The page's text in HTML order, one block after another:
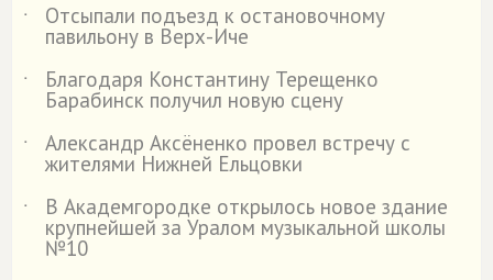
˙ Отсыпали подъезд к остановочному
павильону в Верх-Иче
˙
Благодаря Константину Терещенко
Барабинск получил новую сцену
˙
Александр Аксёненко провел встречу с
жителями Нижней Ельцовки
˙
В Академгородке открылось новое здание
крупнейшей за Уралом музыкальной школы
№10